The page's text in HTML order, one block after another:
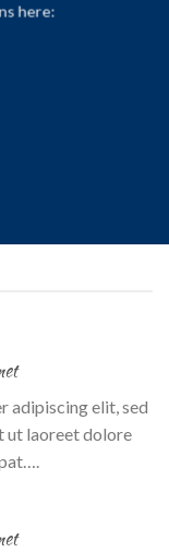
here:
adipiscing elit, sed
ut laoreet dolore